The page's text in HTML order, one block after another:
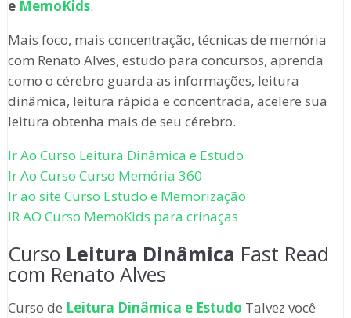
e MemoKids.
Mais foco, mais concentração, técnicas de memória
com Renato Alves, estudo para concursos, aprenda
como o cérebro guarda as informações, leitura
dinâmica, leitura rápida e concentrada, acelere sua
leitura obtenha mais de seu cérebro.
Ir Ao Curso Leitura Dinâmica e Estudo
Ir Ao Curso Curso Memória 360
Ir ao site Curso Estudo e Memorização
IR AO Curso MemoKids para crinaças
Curso Leitura Dinâmica Fast Read
com Renato Alves
Curso de Leitura Dinâmica e Estudo Talvez você